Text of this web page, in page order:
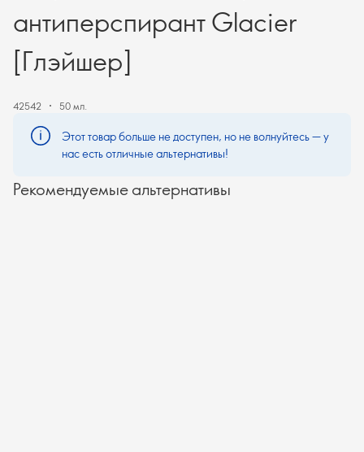
антиперспирант Glacier
[Глэйшер]
42542 50 мл.
Этот товар больше не доступен, но не волнуйтесь — у
нас есть отличные альтернативы!
Рекомендуемые альтернативы